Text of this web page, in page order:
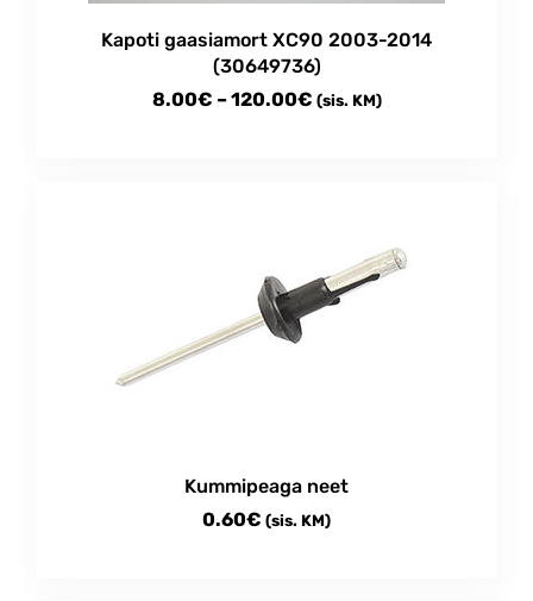
Kapoti gaasiamort XC90 2003-2014
(30649736)
8.00€ –120.00€Price
(sis. KM)
chosen
Kummipeaga neet
0.60€ (sis. KM)